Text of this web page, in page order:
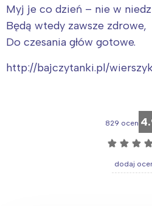
Myj je co dzień – nie w
Będą wtedy zawsze zdrowe,
Do czesania głów gotowe.
http://bajczytanki.pl/
829 ocen
☆ ☆ ☆
dodaj